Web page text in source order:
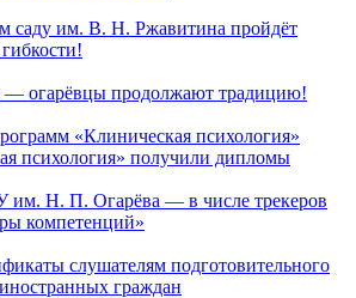
саду им. В. Н. Ржавитина пройдёт
— огарёвцы продолжают традицию!
«Клиническая психология»
психология» получили дипломы
им. Н. П. Огарёва — в числе трекеров
компетенций»
слушателям подготовительного
граждан